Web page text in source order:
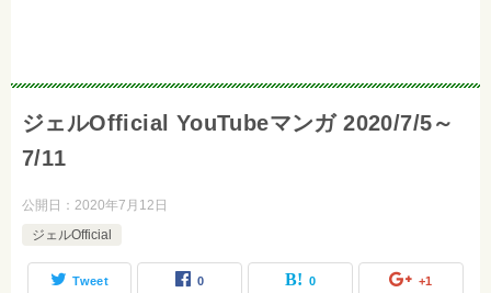
ジェルOfficial YouTubeマンガ 2020/7/5～
7/11
公開日： 2020年7月12日
ジェルOfficial
Tweet 0 0 +1